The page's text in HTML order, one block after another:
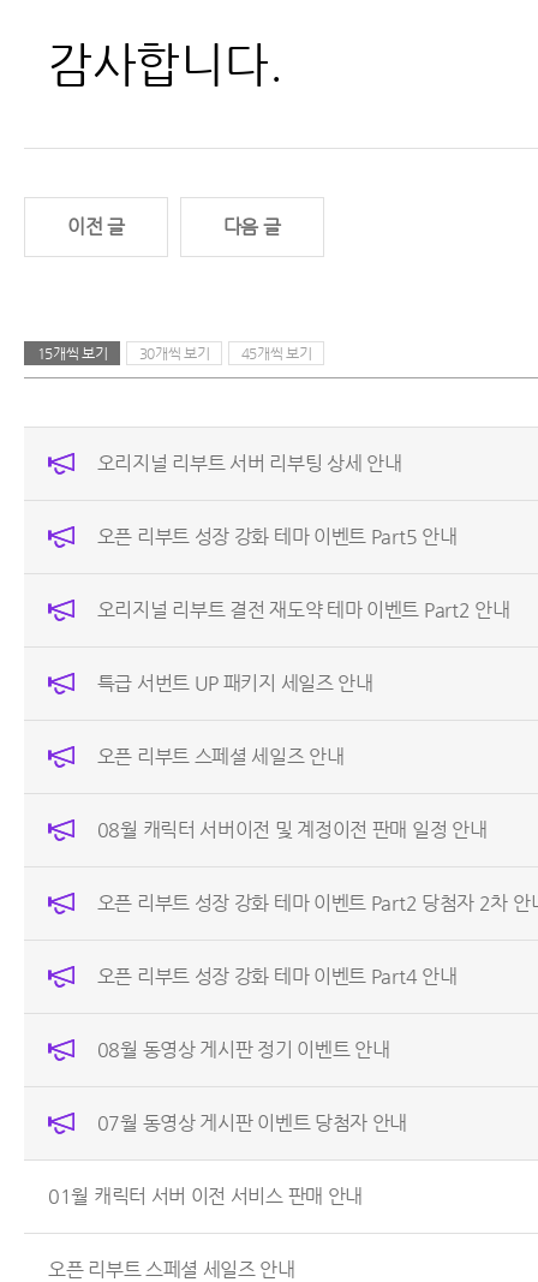
감사합니다.
이전 글 다음 글
15개씩 보기 30개씩 보기 45개씩 보기
오리지널 리부트 서버 리부팅 상세 안내
오픈 리부트 성장 강화 테마 이벤트 Part5 안내
오리지널 리부트 결전 재도약 테마 이벤트 Part2 안내
특급 서번트 UP 패키지 세일즈 안내
오픈 리부트 스페셜 세일즈 안내
08월 캐릭터 서버이전 및 계정이전 판매 일정 안내
오픈 리부트 성장 강화 테마 이벤트 Part2 당첨자 2차 안
오픈 리부트 성장 강화 테마 이벤트 Part4 안내
08월 동영상 게시판 정기 이벤트 안내
07월 동영상 게시판 이벤트 당첨자 안내
01월 캐릭터 서버 이전 서비스 판매 안내
오픈 리부트 스페셜 세일즈 안내